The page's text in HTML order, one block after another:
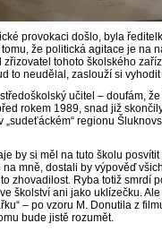
provokaci došlo, byla
že politická agitace je na
zřizovatel tohoto školského
to neudělal, zaslouží si vyhodit
učitel – doufám,
rokem 1989, snad již
„sudeťáckém“ regionu
by si měl na tuto školu
mně, dostali by výpověď
zhovadilost. Ryba totiž smrdí
školství ani jako uklízečku.
– po vzoru M. Donutila z
bude jistě rozumět.